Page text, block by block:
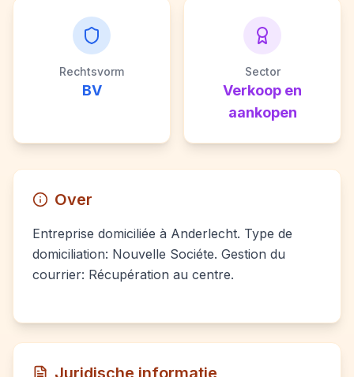
Rechtsvorm
BV
Sector
Verkoop en
aankopen
Over
Entreprise domiciliée à Anderlecht. Type de
domiciliation: Nouvelle Sociéte. Gestion du
courrier: Récupération au centre.
Juridische informatie